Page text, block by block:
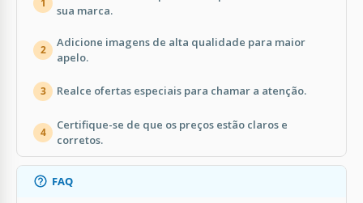
sua marca.
2
Adicione imagens de alta qualidade para maior
apelo.
3 Realce ofertas especiais para chamar a atenção.
4
Certifique-se de que os preços estão claros e
corretos.
FAQ